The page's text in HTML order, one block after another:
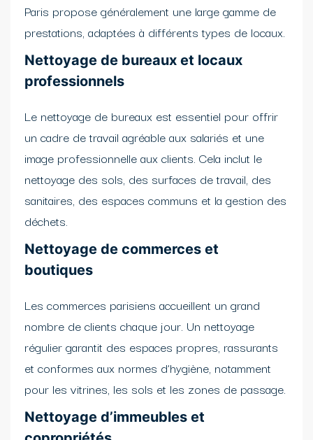
Paris propose généralement une large gamme de
prestations, adaptées à différents types de locaux.
Nettoyage de bureaux et locaux
professionnels
Le nettoyage de bureaux est essentiel pour offrir
un cadre de travail agréable aux salariés et une
image professionnelle aux clients. Cela inclut le
nettoyage des sols, des surfaces de travail, des
sanitaires, des espaces communs et la gestion des
déchets.
Nettoyage de commerces et
boutiques
Les commerces parisiens accueillent un grand
nombre de clients chaque jour. Un nettoyage
régulier garantit des espaces propres, rassurants
et conformes aux normes d’hygiène, notamment
pour les vitrines, les sols et les zones de passage.
Nettoyage d’immeubles et